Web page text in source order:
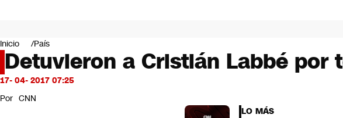
Mundo
Negocios
Deportes
Programas completos
Servicios
Inicio País
Detuvieron a Cristián Labbé por
17- 04- 2017 07:25
Por CNN
LO MÁS